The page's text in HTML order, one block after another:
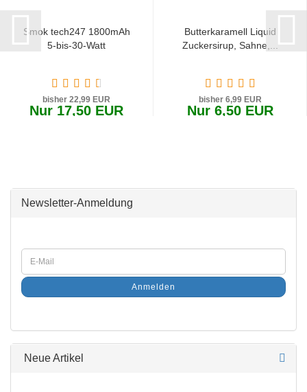
Smok tech247 1800mAh
5-bis-30-Watt
bisher 22,99 EUR
Nur 17,50 EUR
Butterkaramell Liquid
Zuckersirup, Sahne,...
bisher 6,99 EUR
Nur 6,50 EUR
Newsletter-Anmeldung
Anmelden
Neue Artikel